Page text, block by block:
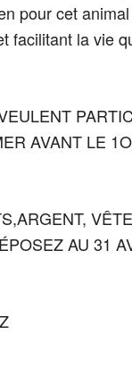
pour cet
facilitant la vie
AVANT LE
AU 31